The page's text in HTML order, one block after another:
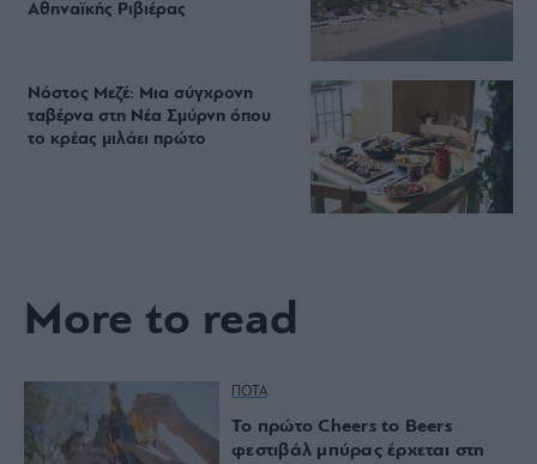
Αθηναϊκής Ριβιέρας
Νόστος Μεζέ: Μια σύγχρονη
ταβέρνα στη Νέα Σμύρνη όπου
το κρέας μιλάει πρώτο
More to read
ΠΟΤΑ
Το πρώτο Cheers to Beers
φεστιβάλ μπύρας έρχεται στη